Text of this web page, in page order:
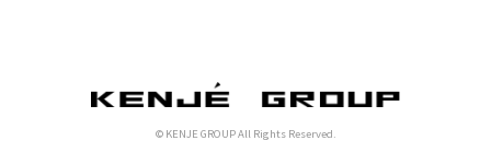
© KENJE GROUP All Rights Reserved.